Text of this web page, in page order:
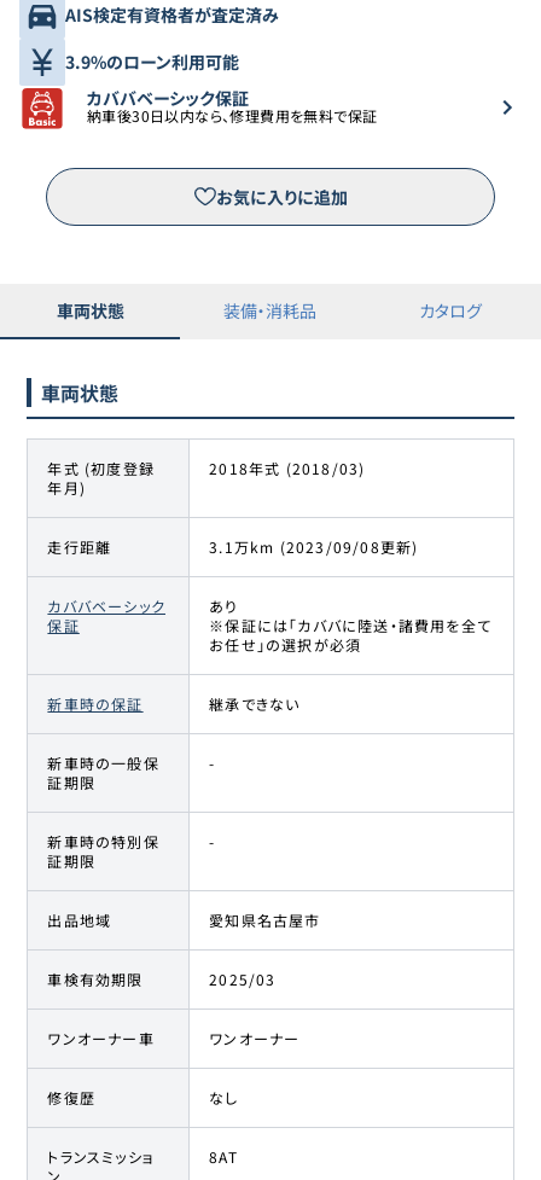
AIS検定有資格者が査定済み
3.9%のローン利用可能
カババベーシック保証
納車後30日以内なら、修理費用を無料で保証
お気に入りに追加
車両状態 装備・消耗品 カタログ
車両状態
年式 (初度登録
年月)
2018年式 (2018/03)
走行距離 3.1万km (2023/09/08更新)
カババベーシック
保証
あり
※保証には「カババに陸送・諸費用を全て
お任せ」の選択が必須
新車時の保証 継承できない
新車時の一般保
証期限
-
新車時の特別保
証期限
-
出品地域 愛知県名古屋市
車検有効期限 2025/03
ワンオーナー車 ワンオーナー
修復歴 なし
トランスミッショ
ン
8AT